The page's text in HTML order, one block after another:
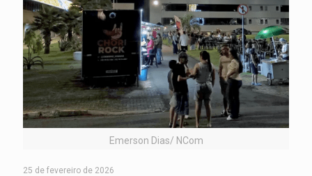
Emerson Dias/ NCom
25 de fevereiro de 2026